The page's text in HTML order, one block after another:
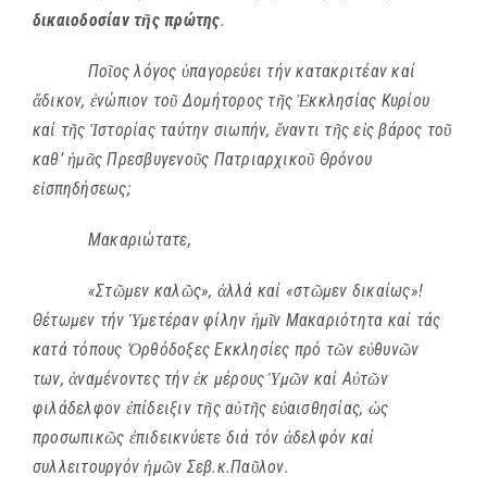
δικαιοδοσίαν τῆς πρώτης.
Ποῖος λόγος ὑπαγορεύει τήν κατακριτέαν καί
ἄδικον, ἐνώπιον τοῦΔομήτορος τῆςἘκκλησίας Κυρίου
καί τῆς Ἱστορίας ταύτην σιωπήν, ἔναντι τῆς εἰς βάρος τοῦ
καθ’ἡμᾶς Πρεσβυγενοῦς ΠατριαρχικοῦΘρόνου
εἰσπηδήσεως;
Μακαριώτατε,
«Στῶμεν καλῶς», ἀλλά καί «στῶμεν δικαίως»!
Θέτωμεν τήν Ὑμετέραν φίλην ἡμῖν Μακαριότητα καί τάς
κατά τόπους Ὀρθόδοξες Εκκλησίες πρό τῶν εὐθυνῶν
των,ἀναμένοντες τήνἐκ μέρουςὙμῶν καί Αὐτῶν
φιλάδελφον ἐπίδειξιν τῆς αὐτῆς εὐαισθησίας, ὡς
προσωπικῶς ἐπιδεικνύετε διά τόν ἀδελφόν καί
συλλειτουργόνἡμῶν Σεβ.κ.Παῦλον.